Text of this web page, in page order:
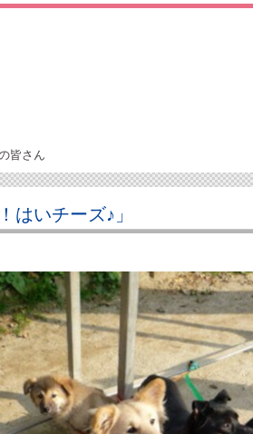
皆さん
はいチーズ♪」